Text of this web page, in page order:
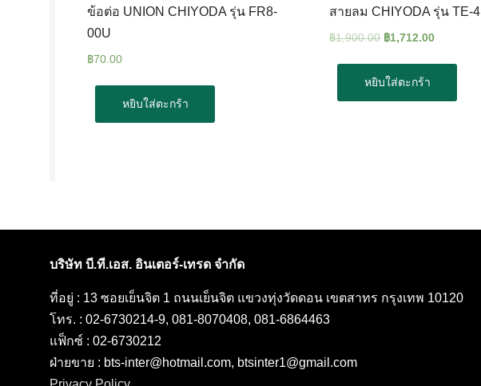
ข้อต่อ UNION CHIYODA รุ่น FR8-
00U
฿70.00
หยิบใส่ตะกร้า
สายลม CHIYODA รุ่น TE-4
฿1,900.00 ฿1,712.00
หยิบใส่ตะกร้า
บริษัท บี.ที.เอส. อินเตอร์-เทรด จำกัด
ที่อยู่ : 13 ซอยเย็นจิต 1 ถนนเย็นจิต แขวงทุ่งวัดดอน เขตสาทร กรุงเทพ 10120
โทร. : 02-6730214-9, 081-8070408, 081-6864463
แฟ็กซ์ : 02-6730212
ฝ่ายขาย : bts-inter@hotmail.com, btsinter1@gmail.com